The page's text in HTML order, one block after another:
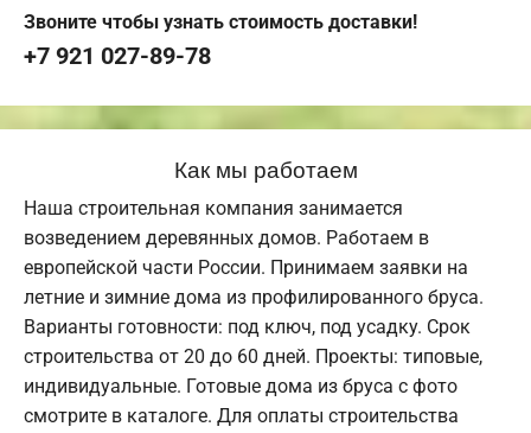
Звоните чтобы узнать стоимость доставки!
+7 921 027-89-78
Как мы работаем
Наша строительная компания занимается
возведением деревянных домов. Работаем в
европейской части России. Принимаем заявки на
летние и зимние дома из профилированного бруса.
Варианты готовности: под ключ, под усадку. Срок
строительства от 20 до 60 дней. Проекты: типовые,
индивидуальные. Готовые дома из бруса с фото
смотрите в каталоге. Для оплаты строительства